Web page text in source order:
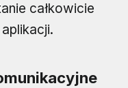
całkowicie